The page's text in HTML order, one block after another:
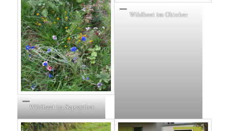
Wildbeet im September
Wildbeet im Oktober